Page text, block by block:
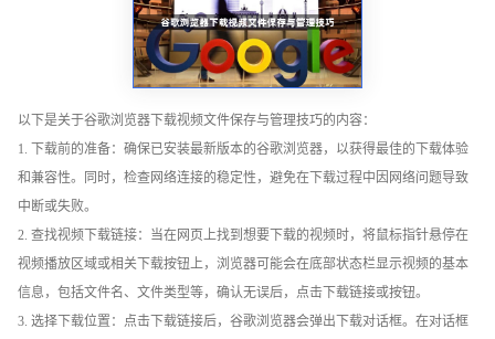
以下是关于谷歌浏览器下载视频文件保存与管理技巧的内容：
1. 下载前的准备：确保已安装最新版本的谷歌浏览器，以获得最佳的下载体验
和兼容性。同时，检查网络连接的稳定性，避免在下载过程中因网络问题导致
中断或失败。
2. 查找视频下载链接：当在网页上找到想要下载的视频时，将鼠标指针悬停在
视频播放区域或相关下载按钮上，浏览器可能会在底部状态栏显示视频的基本
信息，包括文件名、文件类型等，确认无误后，点击下载链接或按钮。
3. 选择下载位置：点击下载链接后，谷歌浏览器会弹出下载对话框。在对话框